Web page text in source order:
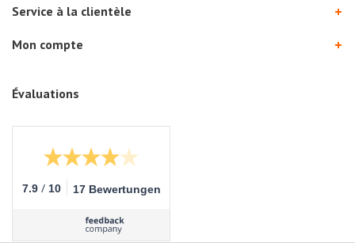
Service à la clientèle
Mon compte
Évaluations
7.9 / 10 17 Bewertungen